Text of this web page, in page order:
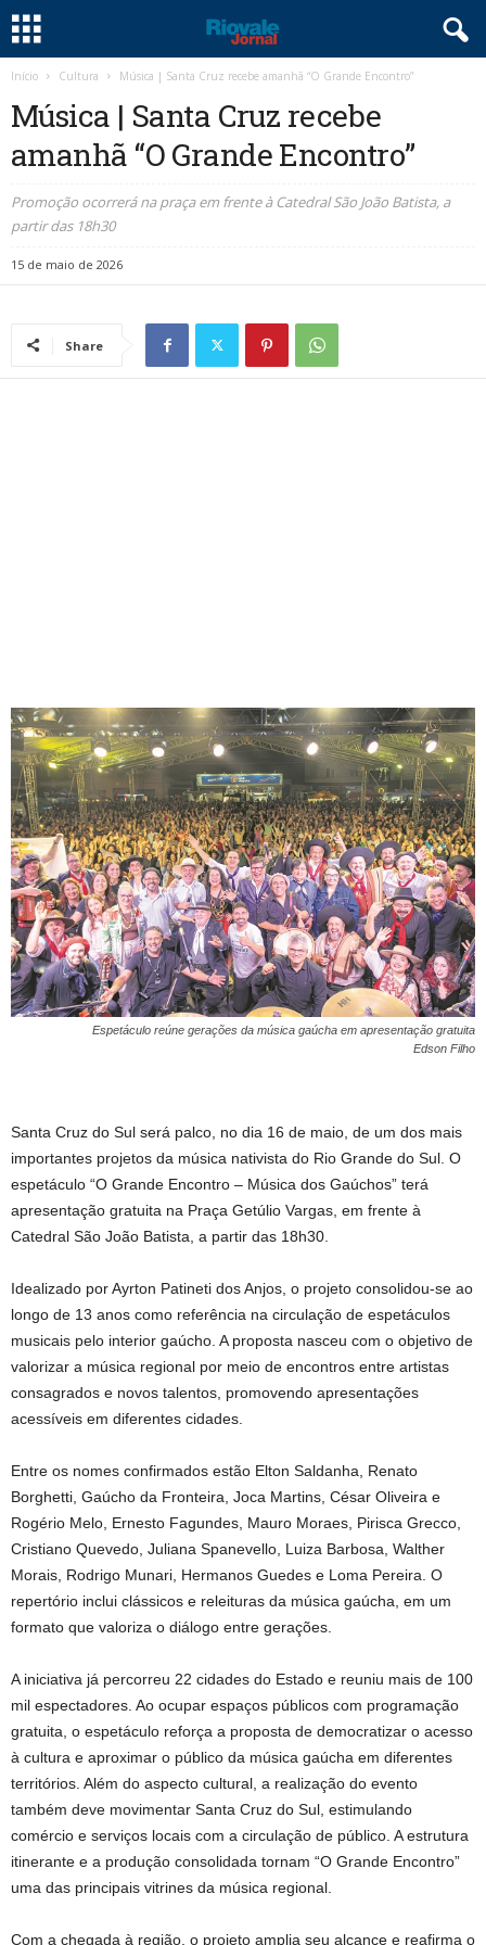
Início Cultura Música | Santa Cruz recebe amanhã “O Grande Encontro”
Música | Santa Cruz recebe
amanhã “O Grande Encontro”
Promoção ocorrerá na praça em frente à Catedral São João Batista, a
partir das 18h30
15 de maio de 2026
Share
Espetáculo reúne gerações da música gaúcha em apresentação gratuita
Edson Filho
Santa Cruz do Sul será palco, no dia 16 de maio, de um dos mais
importantes projetos da música nativista do Rio Grande do Sul. O
espetáculo “O Grande Encontro – Música dos Gaúchos” terá
apresentação gratuita na Praça Getúlio Vargas, em frente à
Catedral São João Batista, a partir das 18h30.
Idealizado por Ayrton Patineti dos Anjos, o projeto consolidou-se ao
longo de 13 anos como referência na circulação de espetáculos
musicais pelo interior gaúcho. A proposta nasceu com o objetivo de
valorizar a música regional por meio de encontros entre artistas
consagrados e novos talentos, promovendo apresentações
acessíveis em diferentes cidades.
Entre os nomes confirmados estão Elton Saldanha, Renato
Borghetti, Gaúcho da Fronteira, Joca Martins, César Oliveira e
Rogério Melo, Ernesto Fagundes, Mauro Moraes, Pirisca Grecco,
Cristiano Quevedo, Juliana Spanevello, Luiza Barbosa, Walther
Morais, Rodrigo Munari, Hermanos Guedes e Loma Pereira. O
repertório inclui clássicos e releituras da música gaúcha, em um
formato que valoriza o diálogo entre gerações.
A iniciativa já percorreu 22 cidades do Estado e reuniu mais de 100
mil espectadores. Ao ocupar espaços públicos com programação
gratuita, o espetáculo reforça a proposta de democratizar o acesso
à cultura e aproximar o público da música gaúcha em diferentes
territórios. Além do aspecto cultural, a realização do evento
também deve movimentar Santa Cruz do Sul, estimulando
comércio e serviços locais com a circulação de público. A estrutura
itinerante e a produção consolidada tornam “O Grande Encontro”
uma das principais vitrines da música regional.
Com a chegada à região, o projeto amplia seu alcance e reafirma o